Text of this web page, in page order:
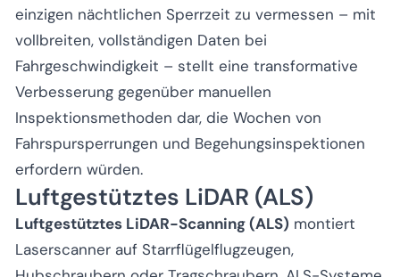
einzigen nächtlichen Sperrzeit zu vermessen – mit
vollbreiten, vollständigen Daten bei
Fahrgeschwindigkeit – stellt eine transformative
Verbesserung gegenüber manuellen
Inspektionsmethoden dar, die Wochen von
Fahrspursperrungen und Begehungsinspektionen
erfordern würden.
Luftgestütztes LiDAR (ALS)
Luftgestütztes LiDAR-Scanning (ALS) montiert
Laserscanner auf Starrflügelflugzeugen,